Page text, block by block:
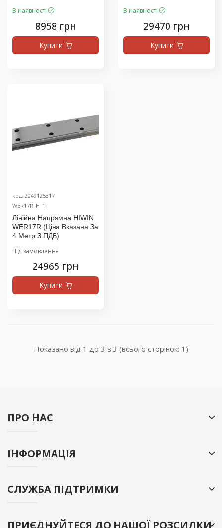
В наявності
8958 грн
Купити
В наявності
29470 грн
Купити
код: 2049125317
WER17R_H_1
Лінійна Напрямна HIWIN,
WER17R (ціна Вказана За
4 Метр З ПДВ)
Під замовлення
24965 грн
Купити
Показано від 1 до 3 з 3 (всього сторінок: 1)
ПРО НАС
ІНФОРМАЦІЯ
СЛУЖБА ПІДТРИМКИ
ПРИЄДНУЙТЕСЯ ДО НАШОЇ РОЗСИЛКИ